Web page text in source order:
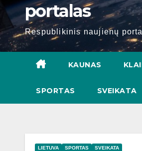
portalas
Respublikinis naujienų
KAUNAS
SPORTAS SVEIKATA
LIETUVA SPORTAS SVEIKATA